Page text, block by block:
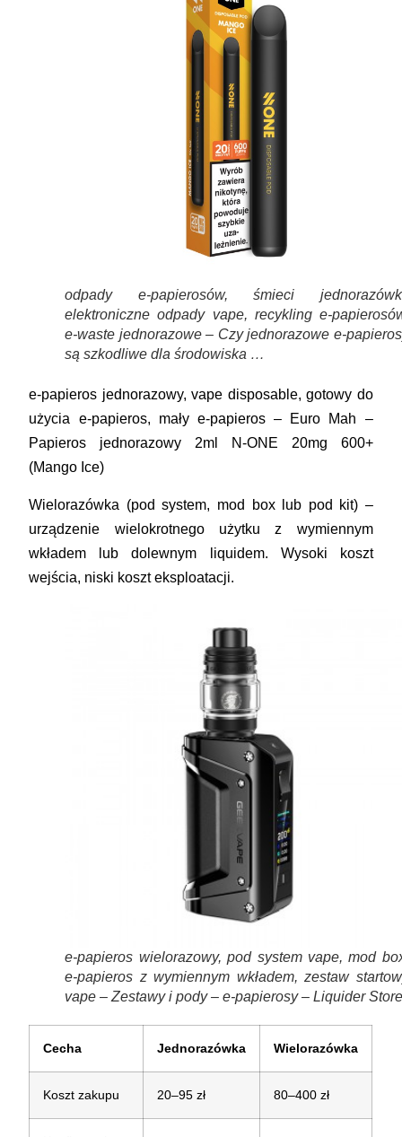
odpady e-papierosów, śmieci
elektroniczne odpady vape, recykling e-
e-waste jednorazowe – Czy jednorazowe e-
są szkodliwe dla środowiska …
e-papieros jednorazowy, vape disposable, gotowy do
użycia e-papieros, mały e-papieros – Euro Mah –
Papieros jednorazowy 2ml N-ONE 20mg 600+
(Mango Ice)
Wielorazówka (pod system, mod box lub pod kit) –
urządzenie wielokrotnego użytku z wymiennym
wkładem lub dolewnym liquidem. Wysoki koszt
wejścia, niski koszt eksploatacji.
e-papieros wielorazowy, pod system vape, mod
e-papieros z wymiennym wkładem, zestaw
vape – Zestawy i pody – e-papierosy – Liquider
Cecha Jednorazówka Wielorazówka
Koszt zakupu 20–95 zł 80–400 zł